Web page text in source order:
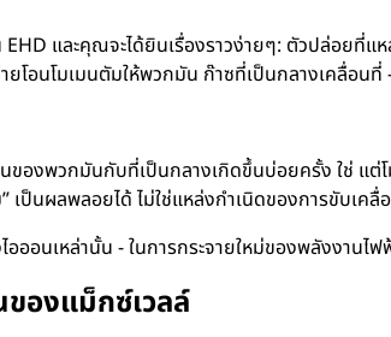
และคุณจะได้ยินเรื่องราวง่ายๆ: ตัวปล่อยที่แ
ายโอนโมเมนตัมให้พวกมัน ก๊าซที่เป็นกลางเคลื่
นของพวกมันกับที่เป็นกลางเกิดขึ้นบ่อยครั้ง ใช่
เป็นผลพลอยได้ ไม่ใช่แหล่งกำเนิดของการขับเคลื่
อออนเหล่านั้น - ในการกระจายใหม่ของพลังงานไ
องแม็กซ์เวลล์